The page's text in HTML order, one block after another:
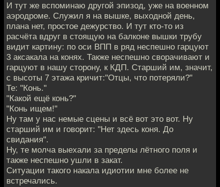
И тут же вспоминаю другой эпизод, уже на военном
аэродроме. Служил я на вышке, выходной день,
плана нет, простое дежурство. И тут кто-то из
расчёта вдруг в стоящую на балконе вышки трубу
видит картину: по оси ВПП в ряд неспешно гарцуют
3 аксакала на конях. Также неспешно сворачивают и
гарцуют в нашу сторону, к КДП. Старший им, значит,
с высоты 7 этажа кричит:"Отцы, что потеряли?"
Те: "Конь."
"Какой ещё конь?"
"Конь ищем!"
Ну там у нас немые сцены и всё вот это вот. Ну
старший им и говорит: "Нет здесь коня. До
свидания".
Ну, те молча выехали за пределы лётного поля и
также неспешно ушли в закат.
Ситуации такого накала идиотии мне более не
встречались.